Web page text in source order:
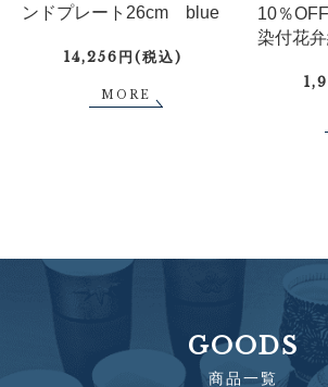
ンドプレート26cm blue
14,256円(税込)
MORE
10％
染付花
GOODS
商品一覧